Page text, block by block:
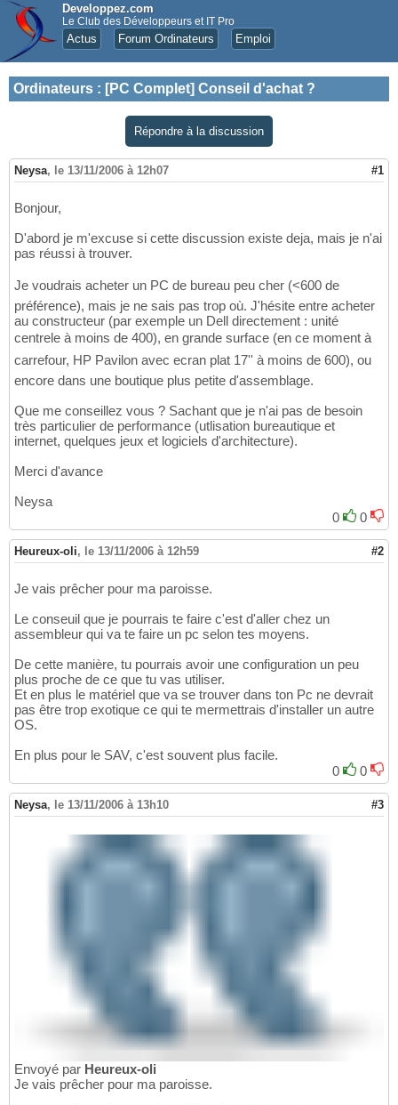
Developpez.com
Le Club des Développeurs et IT Pro
Actus Forum Ordinateurs Emploi
Ordinateurs : [PC Complet] Conseil d'achat ?
Répondre à la discussion
Neysa, le 13/11/2006 à 12h07 #1
Bonjour,
D'abord je m'excuse si cette discussion existe deja, mais je n'ai
pas réussi à trouver.
Je voudrais acheter un PC de bureau peu cher (<600 de
préférence), mais je ne sais pas trop où. J'hésite entre acheter
au constructeur (par exemple un Dell directement : unité
centrele à moins de 400), en grande surface (en ce moment à
carrefour, HP Pavilon avec ecran plat 17'' à moins de 600), ou
encore dans une boutique plus petite d'assemblage.
Que me conseillez vous ? Sachant que je n'ai pas de besoin
très particulier de performance (utlisation bureautique et
internet, quelques jeux et logiciels d'architecture).
Merci d'avance
Neysa
0
0
Heureux-oli, le 13/11/2006 à 12h59 #2
Je vais prêcher pour ma paroisse.
Le conseuil que je pourrais te faire c'est d'aller chez un
assembleur qui va te faire un pc selon tes moyens.
De cette manière, tu pourrais avoir une configuration un peu
plus proche de ce que tu vas utiliser.
Et en plus le matériel que va se trouver dans ton Pc ne devrait
pas être trop exotique ce qui te mermettrais d'installer un autre
OS.
En plus pour le SAV, c'est souvent plus facile.
0
0
Neysa, le 13/11/2006 à 13h10 #3
Envoyé par Heureux-oli
Je vais prêcher pour ma paroisse.